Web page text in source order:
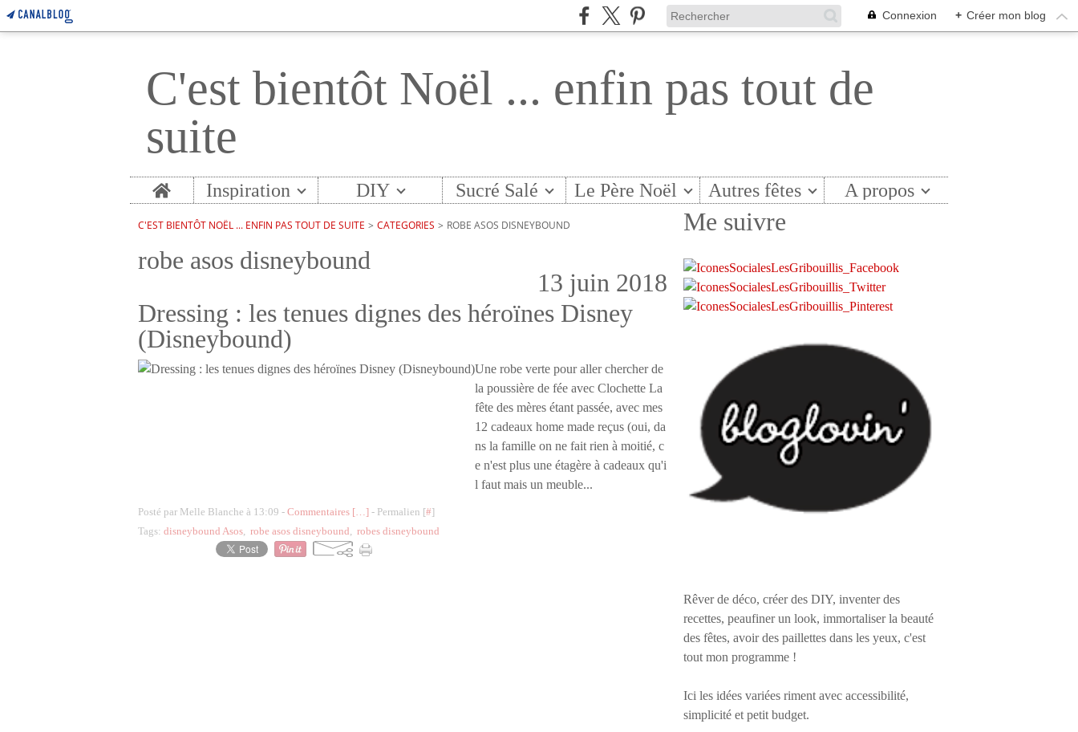
Connexion + Créer mon blog
C'est bientôt Noël ... enfin pas tout de
suite
Home Inspiration DIY Sucré Salé Le Père Noël Autres fêtes A propos
C'EST BIENTÔT NOËL ... ENFIN PAS TOUT DE SUITE > CATEGORIES > ROBE ASOS DISNEYBOUND
robe asos disneybound
13 juin 2018
Dressing : les tenues dignes des héroïnes Disney
(Disneybound)
Une robe verte pour aller chercher de
la poussière de fée avec Clochette La
fête des mères étant passée, avec mes
12 cadeaux home made reçus (oui, da
ns la famille on ne fait rien à moitié, c
e n'est plus une étagère à cadeaux qu'i
l faut mais un meuble...
Posté par Melle Blanche à 13:09 - Commentaires […] - Permalien [#]
Tags: disneybound Asos, robe asos disneybound, robes disneybound
Me suivre
Rêver de déco, créer des DIY, inventer des
recettes, peaufiner un look, immortaliser la beauté
des fêtes, avoir des paillettes dans les yeux, c'est
tout mon programme !
Ici les idées variées riment avec accessibilité,
simplicité et petit budget.